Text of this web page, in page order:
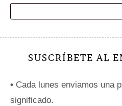
SUSCRÍBETE AL
• Cada lunes enviamos una
significado.